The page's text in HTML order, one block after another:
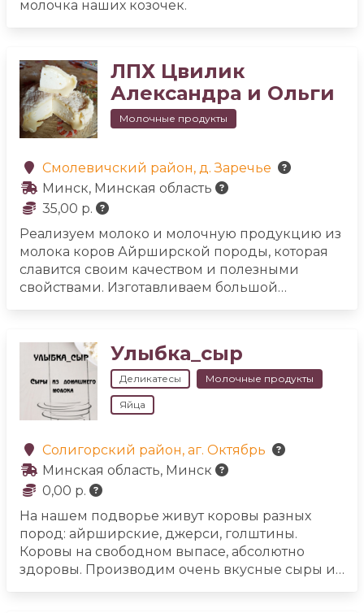
молочка наших козочек.
ЛПХ Цвилик
Александра и Ольги
Молочные продукты
Смолевичский район, д. Заречье
Минск, Минская область
35,00 р.
Реализуем молоко и молочную продукцию из
молока коров Айрширской породы, которая
славится своим качеством и полезными
свойствами. Изготавливаем большой
собственных полях. Будем рады видеть вас!
Доставка в Минск, Смолевичи, Жодино.
Улыбка_сыр
Деликатесы Молочные продукты
Яйца
Солигорский район, аг. Октябрь
Минская область, Минск
0,00 р.
На нашем подворье живут коровы разных
пород: айрширские, джерси, голштины.
Коровы на свободном выпасе, абсолютно
здоровы. Производим очень вкусные сыры и